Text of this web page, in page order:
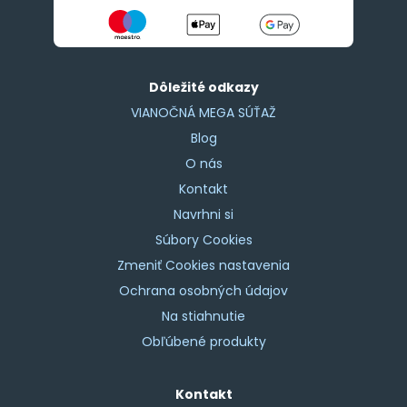
Dôležité odkazy
VIANOČNÁ MEGA SÚŤAŽ
Blog
O nás
Kontakt
Navrhni si
Súbory Cookies
Zmeniť Cookies nastavenia
Ochrana osobných údajov
Na stiahnutie
Obľúbené produkty
Kontakt